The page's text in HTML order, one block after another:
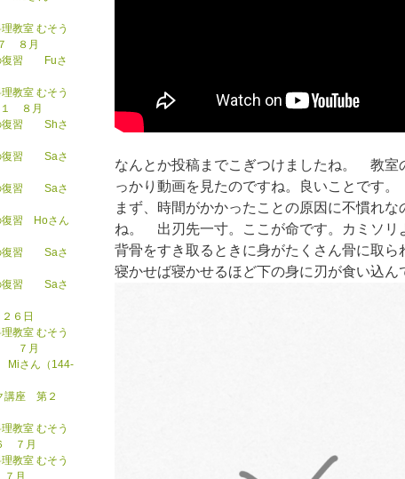
なんとか投稿までこぎつけましたね。 教室
っかり動画を見たのですね。良いことです。
まず、時間がかかったことの原因に不慣れ
ね。 出刃先一寸。ここが命です。カミソリ
背骨をすき取るときに身がたくさん骨に取ら
寝かせば寝かせるほど下の身に刃が食い込ん
教室 むそう
８月
復習 Fuさ
教室 むそう
８月
復習 Shさ
復習 Saさ
復習 Saさ
復習 Hoさん
復習 Saさ
復習 Saさ
２６日
教室 むそう
７月
さん（144-
講座 第２
教室 むそう
７月
教室 むそう
月